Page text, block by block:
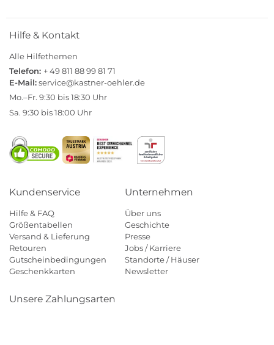
Hilfe & Kontakt
Alle Hilfethemen
Telefon: + 49 811 88 99 81 71
E-Mail:service@kastner-oehler.de
Mo.–Fr. 9:30 bis 18:30 Uhr
Sa. 9:30 bis 18:00 Uhr
Kundenservice
Hilfe & FAQ
Größentabellen
Versand & Lieferung
Retouren
Gutscheinbedingungen
Geschenkkarten
Unternehmen
Über uns
Geschichte
Presse
Jobs / Karriere
Standorte / Häuser
Newsletter
Unsere Zahlungsarten